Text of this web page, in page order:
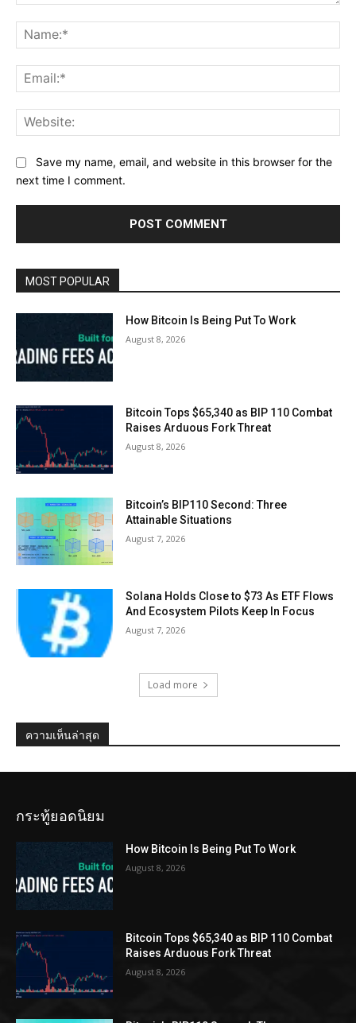
Save my name, email, and website in this browser for the
next time I comment.
MOST POPULAR
How Bitcoin Is Being Put To Work
August 8, 2026
Bitcoin Tops $65,340 as BIP 110 Combat
Raises Arduous Fork Threat
August 8, 2026
Bitcoin’s BIP110 Second: Three
Attainable Situations
August 7, 2026
Solana Holds Close to $73 As ETF Flows
And Ecosystem Pilots Keep In Focus
August 7, 2026
Load more
ความเห็นล่าสุด
กระทู้ยอดนิยม
How Bitcoin Is Being Put To Work
August 8, 2026
Bitcoin Tops $65,340 as BIP 110 Combat
Raises Arduous Fork Threat
August 8, 2026